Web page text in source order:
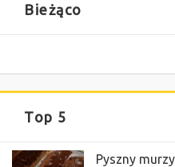
Bieżąco
Top 5
Pyszny